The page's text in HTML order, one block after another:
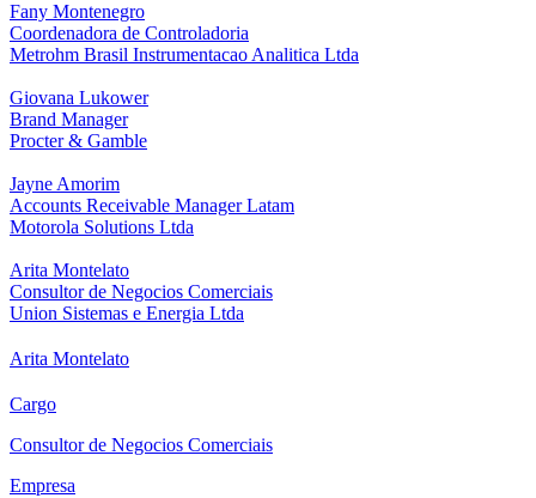
Fany Montenegro
Coordenadora de Controladoria
Metrohm Brasil Instrumentacao Analitica Ltda
Giovana Lukower
Brand Manager
Procter & Gamble
Jayne Amorim
Accounts Receivable Manager Latam
Motorola Solutions Ltda
Arita Montelato
Consultor de Negocios Comerciais
Union Sistemas e Energia Ltda
Arita Montelato
Cargo
Consultor de Negocios Comerciais
Empresa